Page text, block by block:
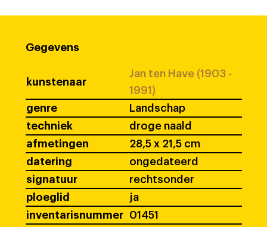
Gegevens
kunstenaar
Jan ten Have (1903 -
1991)
genre
Landschap
techniek
droge naald
afmetingen
28,5 x 21,5 cm
datering
ongedateerd
signatuur
rechtsonder
ploeglid
ja
inventarisnummer
01451